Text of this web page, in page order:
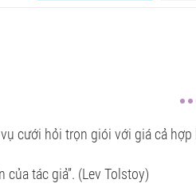
cưới hỏi trọn giói với giá cả hợp
tác giả”. (Lev Tolstoy)